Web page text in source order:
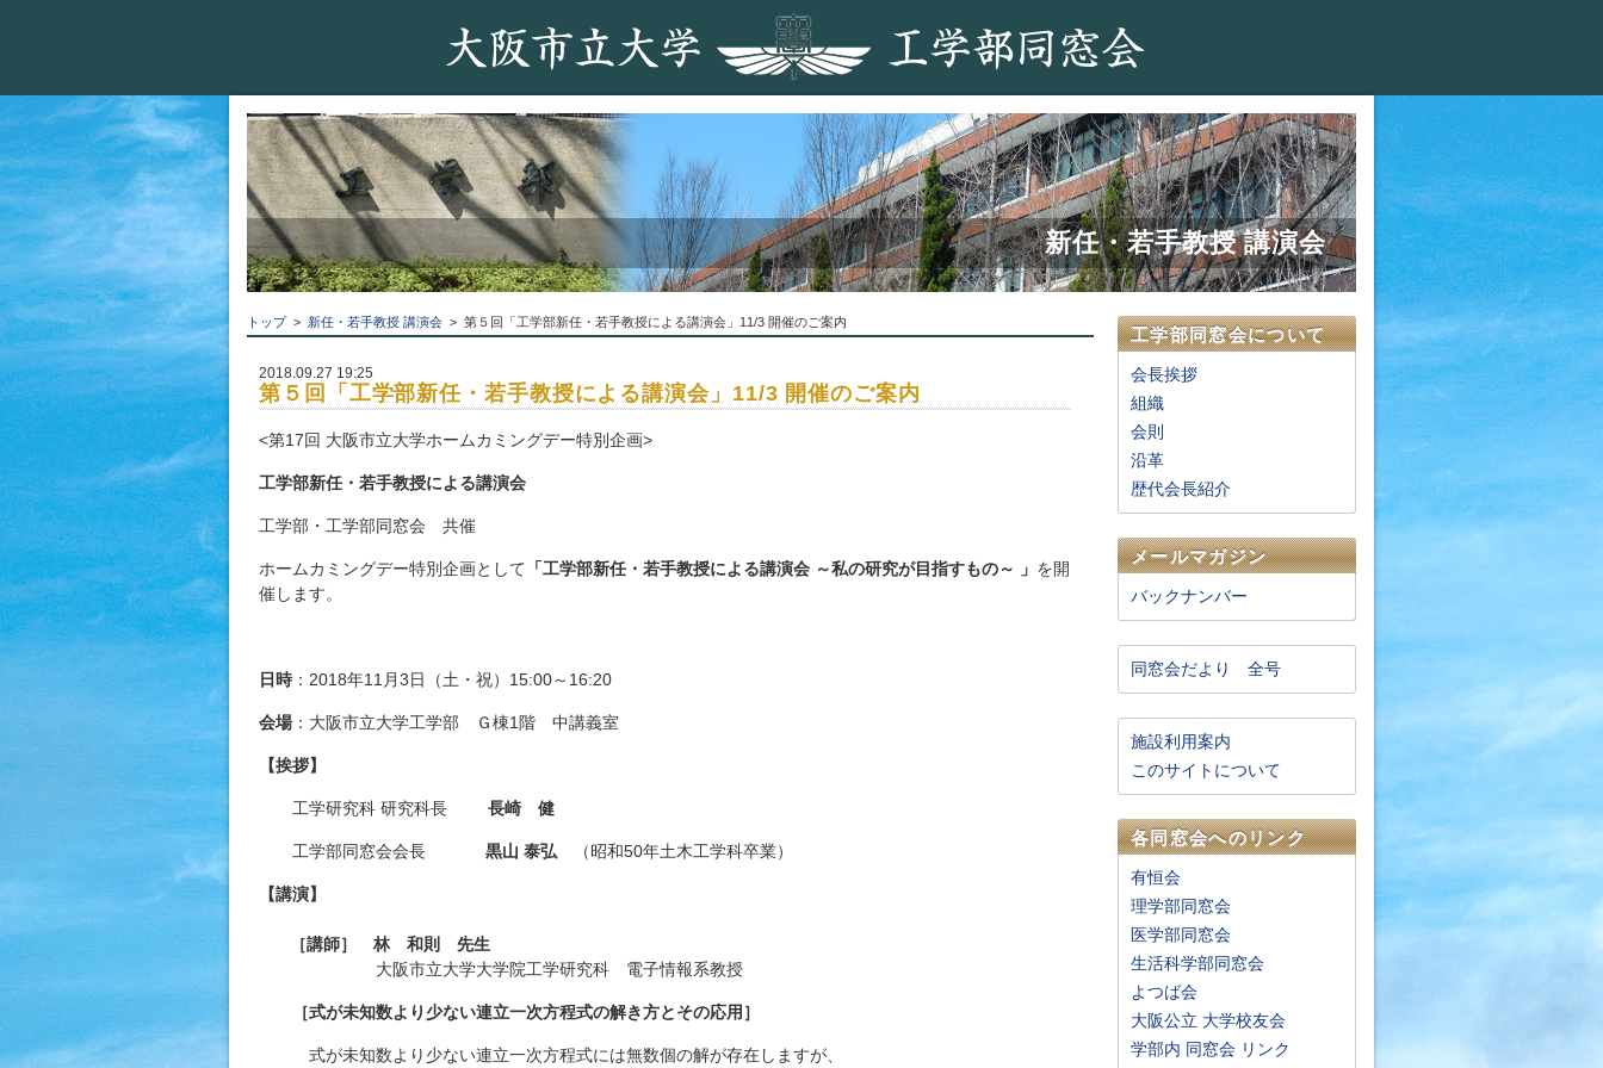
新任・若手教授 講演会
トップ> 新任・若手教授 講演会 > 第５回「工学部新任・若手教授による講演会」11/3 開催のご案内
2018.09.27 19:25
第５回「工学部新任・若手教授による講演会」11/3 開催のご案内
<第17回 大阪市立大学ホームカミングデー特別企画>
工学部新任・若手教授による講演会
工学部・工学部同窓会 共催
ホームカミングデー特別企画として 「工学部新任・若手教授による講演会 ～私の研究が目指すもの～ 」 を開
催します。
日時 ：2018年11月3日（土・祝）15:00～16:20
会場：大阪市立大学工学部 Ｇ棟1階 中講義室
【挨拶】
工学研究科 研究科長 長崎 健
工学部同窓会会長 黒山 泰弘 （昭和50年土木工学科卒業）
【講演】
［講師］
林 和則 先生
大阪市立大学大学院工学研究科 電子情報系教授
［式が未知数より少ない連立一次方程式の解き方とその応用］
式が未知数より少ない連立一次方程式には無数個の解が存在しますが、
工学部同窓会について
会長挨拶
組織
会則
沿革
歴代会長紹介
メールマガジン
バックナンバー
同窓会だより 全号
施設利用案内
このサイトについて
各同窓会へのリンク
有恒会
理学部同窓会
医学部同窓会
生活科学部同窓会
よつば会
大阪公立 大学校友会
学部内 同窓会 リンク